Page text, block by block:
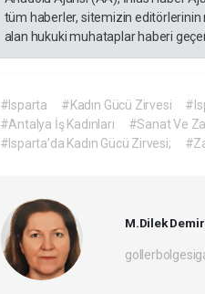
tüm haberler, sitemizin editörlerinin
alan hukuki muhataplar haberi
#Isparta #Kadın Gücü Zirvesi
#Antalya İş Kadınları
#Sanat Ve
#Isparta’da Kadın Gücü Zirvesi;
M.Dilek